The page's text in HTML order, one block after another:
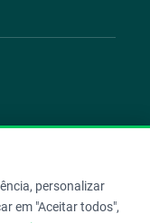
personalizar
em "Aceitar todos",